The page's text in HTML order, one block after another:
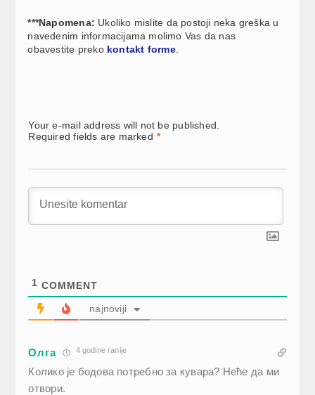
***Napomena: Ukoliko mislite da postoji neka greška u
navedenim informacijama molimo Vas da nas
obavestite preko kontakt forme.
Your e-mail address will not be published.
Required fields are marked *
1 COMMENT
najnoviji
Олга 4 godine ranije
Колико је бодова потребно за кувара? Неће да ми
отвори.